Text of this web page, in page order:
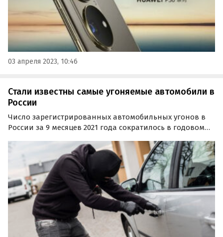
03 апреля 2023, 10:46
Стали известны самые угоняемые автомобили в
России
Число зарегистрированных автомобильных угонов в
России за 9 месяцев 2021 года сократилось в годовом
пресс-службе «Страхового дома ВСК», одной из ведущих
страховых компаний нашей страны.